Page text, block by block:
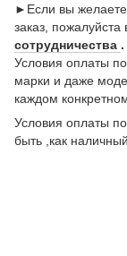
►Если вы желаете
заказ,
сотрудничества .
Условия оплаты
марки и даже
каждом
Условия оплаты
быть ,как